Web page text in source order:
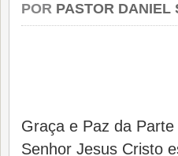
POR PASTOR DANIEL
Graça e Paz da
Senhor Jesus Cristo